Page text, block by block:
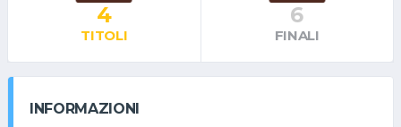
4
TITOLI
6
FINALI
INFORMAZIONI